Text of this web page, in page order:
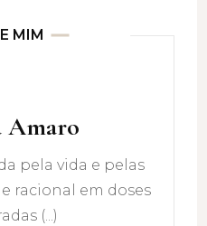
MIM
Amaro
pela vida e pelas
racional em doses
(...)